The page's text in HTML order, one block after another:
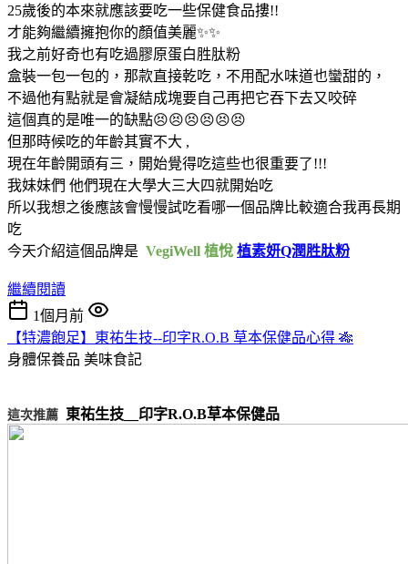
25歲後的本來就應該要吃一些保健食品摟!!
才能夠繼續擁抱你的顏值美麗✨✨
我之前好奇也有吃過膠原蛋白胜肽粉
盒裝一包一包的，那款直接乾吃，不用配水味道也蠻甜的，
不過他有點就是會凝結成塊要自己再把它吞下去又咬碎
這個真的是唯一的缺點😣😣😣😣😣😣
但那時候吃的年齡其實不大 ,
現在年齡開頭有三，開始覺得吃這些也很重要了!!!
我妹妹們 他們現在大學大三大四就開始吃
所以我想之後應該會慢慢試吃看哪一個品牌比較適合我再長期
吃
今天介紹這個品牌是 VegiWell 植悅 植素妍Q潤胜肽粉
繼續閱讀
1個月前
【特濃飽足】東祐生技--印字R.O.B 草本保健品心得 🎋
身體保養品 美味食記
這次推薦 東祐生技__印字R.O.B草本保健品